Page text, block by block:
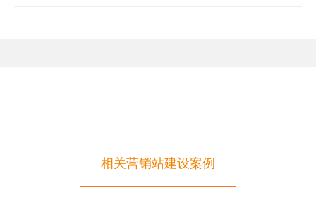
相关营销站建设案例